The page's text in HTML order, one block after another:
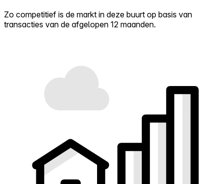
Zo competitief is de markt in deze buurt op basis van
transacties van de afgelopen 12 maanden.